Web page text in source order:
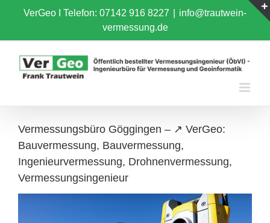
content
VerGeo I Telefon: 07142 916 8227
info@trautwein-
vermessung.de
Vermessungsbüro Göggingen – ↗️ VerGeo:
Bauvermessung, Bauvermessung,
Ingenieurvermessung, Drohnenvermessung,
Vermessungsingenieur